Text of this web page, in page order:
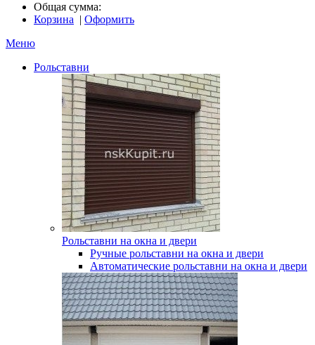
Общая сумма:
Корзина | Оформить
Меню
Рольставни
Рольставни на окна и двери
Ручные рольставни на окна и двери
Автоматические рольставни на окна и двери